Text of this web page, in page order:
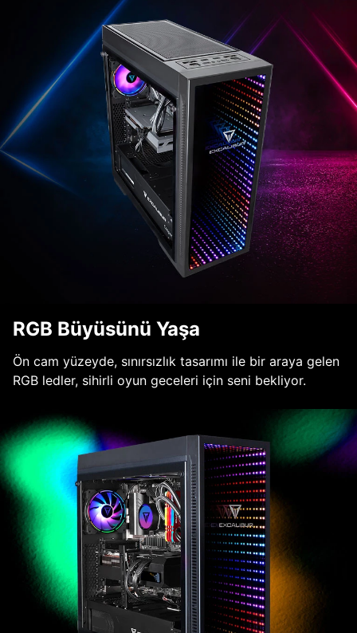
RGB Büyüsünü Yaşa
Ön cam yüzeyde, sınırsızlık tasarımı ile bir araya gelen
RGB ledler, sihirli oyun geceleri için seni bekliyor.